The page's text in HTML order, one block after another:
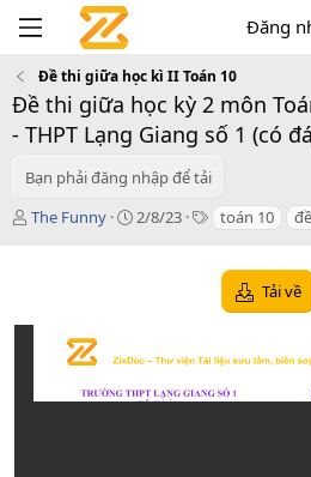
Đăng
Đề thi giữa học kì II Toán 10
Đề thi giữa học kỳ 2 môn
- THPT Lạng Giang số 1 (có
Bạn phải đăng nhập để tải
T
ả
The Funny
C
n
d
2/8/23
T toán 10
Tải về